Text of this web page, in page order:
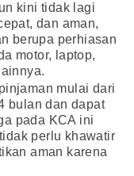
kini tidak lagi
dan aman,
berupa perhiasan
motor, laptop,
mulai dari
bulan dan dapat
pada KCA ini
perlu khawatir
aman karena